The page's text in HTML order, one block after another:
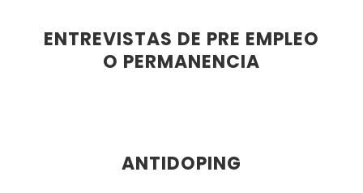
ENTREVISTAS DE PRE EMPLEO
O PERMANENCIA
ANTIDOPING